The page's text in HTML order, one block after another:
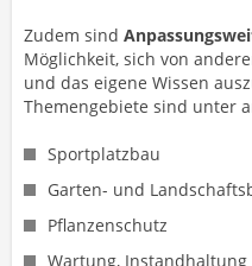
Zudem sind
Möglichkeit, sich von
und das eigene Wissen
Themengebiete sind unter
Sportplatzbau
Garten- und
Pflanzenschutz
Wartung, Instandhaltung